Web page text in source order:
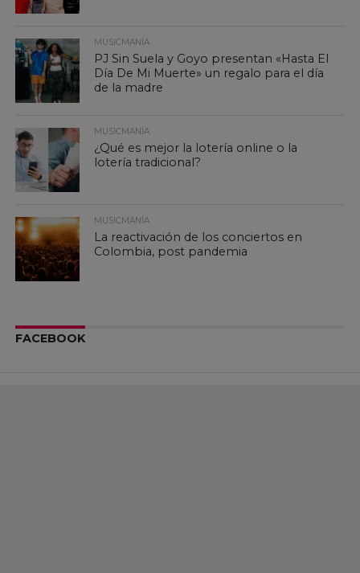
MUSICMANÍA
PJ Sin Suela y Goyo presentan «Hasta El
Día De Mi Muerte» un regalo para el día
de la madre
MUSICMANÍA
¿Qué es mejor la lotería online o la
lotería tradicional?
MUSICMANÍA
La reactivación de los conciertos en
Colombia, post pandemia
FACEBOOK